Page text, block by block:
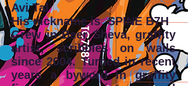
Avi Tal
His nickname is SPINE B7H
Grew in Beer Sheva, graffity
artist, scribbles on walls
since 2004. Turned in recent
years a byword in graffity